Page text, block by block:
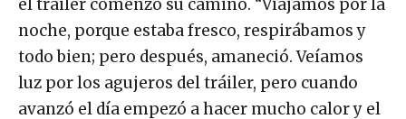
el tráiler comenzó su camino. “Viajamos por la
noche, porque estaba fresco, respirábamos y
todo bien; pero después, amaneció. Veíamos
luz por los agujeros del tráiler, pero cuando
avanzó el día empezó a hacer mucho calor y el